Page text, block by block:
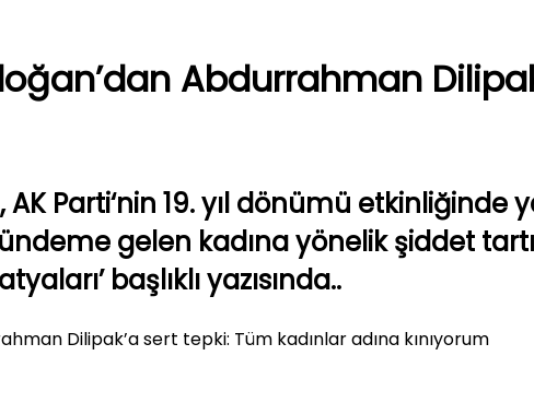
Abdurrahman
Parti‘nin 19. yıl dönümü etkinliğinde
gelen kadına yönelik şiddet
başlıklı yazısında..